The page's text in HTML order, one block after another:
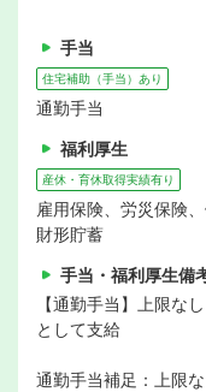
手当
住宅補助（手当）あり
通勤手当
福利厚生
産休・育休取得実績有り
雇用保険、労災保険
財形貯蓄
手当・福利厚生備
【通勤手当】上限な
として支給
通勤手当補足：上限な